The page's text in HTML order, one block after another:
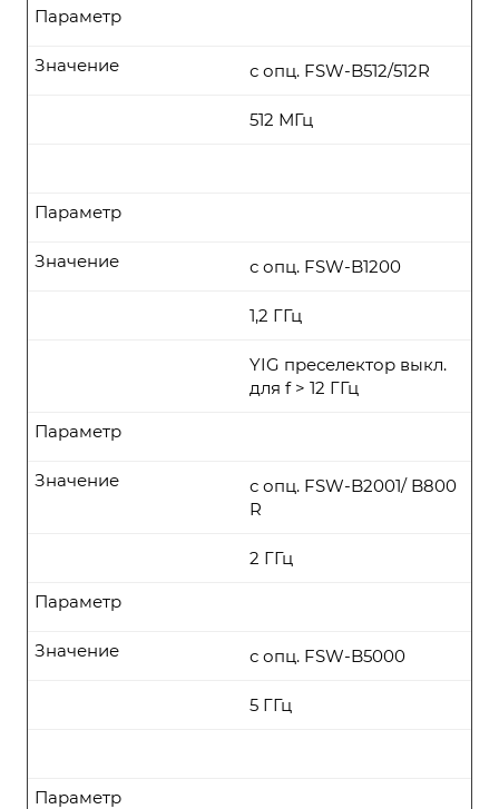
Параметр
с опц. FSW-B512/512R
Значение
512 МГц
Параметр
с опц. FSW-B1200
Значение
1,2 ГГц
YIG преселектор выкл.
для f > 12 ГГц
Параметр
с опц. FSW-B2001/ B800
R
Значение
2 ГГц
Параметр
с опц. FSW-B5000
Значение
5 ГГц
Параметр